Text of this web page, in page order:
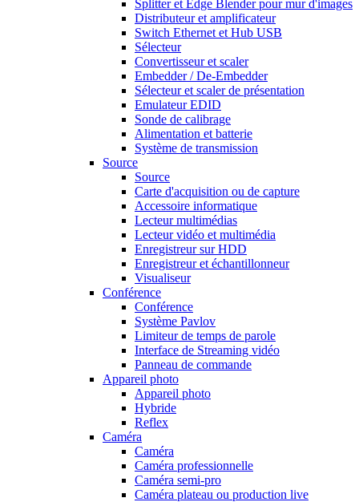
Splitter et Edge Blender pour mur d'images
Distributeur et amplificateur
Switch Ethernet et Hub USB
Sélecteur
Convertisseur et scaler
Embedder / De-Embedder
Sélecteur et scaler de présentation
Emulateur EDID
Sonde de calibrage
Alimentation et batterie
Système de transmission
Source
Source
Carte d'acquisition ou de capture
Accessoire informatique
Lecteur multimédias
Lecteur vidéo et multimédia
Enregistreur sur HDD
Enregistreur et échantillonneur
Visualiseur
Conférence
Conférence
Système Pavlov
Limiteur de temps de parole
Interface de Streaming vidéo
Panneau de commande
Appareil photo
Appareil photo
Hybride
Reflex
Caméra
Caméra
Caméra professionnelle
Caméra semi-pro
Caméra plateau ou production live